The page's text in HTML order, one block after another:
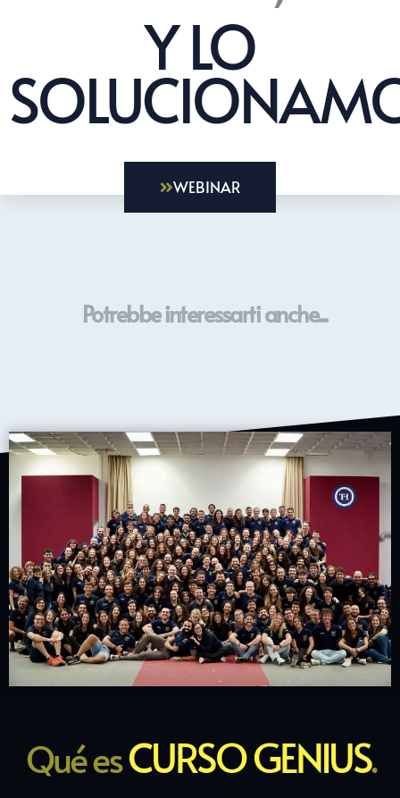
Y LO
WEBINAR
Potrebbe interessarti anche...
Qué esCURSO GENIUS.